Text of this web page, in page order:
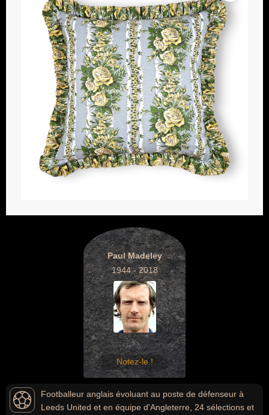
Paul Madeley
1944 - 2018
Notez-le !
Footballeur anglais évoluant au poste de défenseur à
Leeds United et en équipe d'Angleterre, 24 sélections et